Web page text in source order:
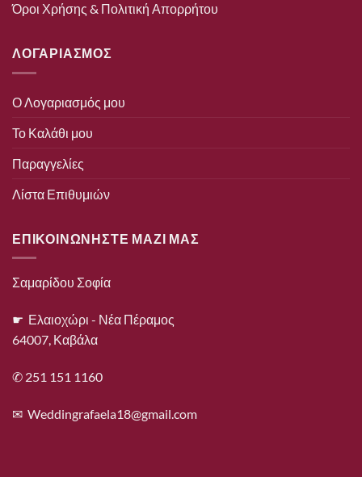
Όροι Χρήσης & Πολιτική Απορρήτου
ΛΟΓΑΡΙΑΣΜΟΣ
Ο Λογαριασμός μου
Το Καλάθι μου
Παραγγελίες
Λίστα Επιθυμιών
ΕΠΙΚΟΙΝΩΝΗΣΤΕ ΜΑΖΙ ΜΑΣ
Σαμαρίδου Σοφία
☛ Ελαιοχώρι - Νέα Πέραμος
64007, Καβάλα
✆ 251 151 1160
✉ Weddingrafaela18@gmail.com